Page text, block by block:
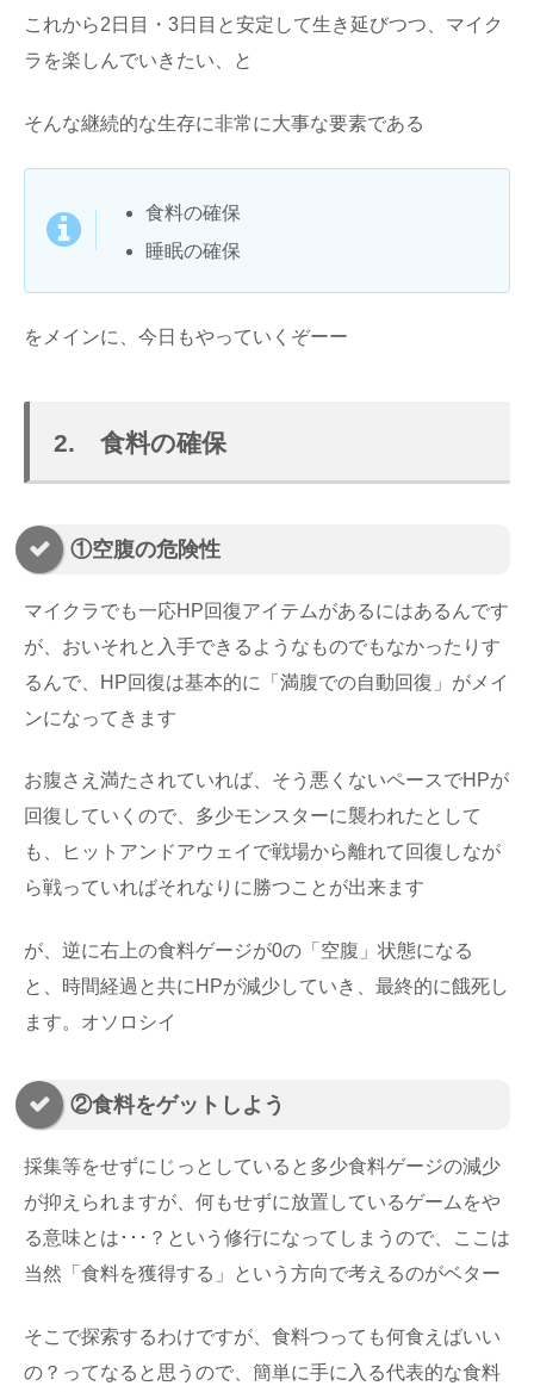
これから2日目・3日目と安定して生き延びつつ、マイク
ラを楽しんでいきたい、と
そんな継続的な生存に非常に大事な要素である
食料の確保
睡眠の確保
をメインに、今日もやっていくぞーー
2. 食料の確保
①空腹の危険性
マイクラでも一応HP回復アイテムがあるにはあるんです
が、おいそれと入手できるようなものでもなかったりす
るんで、HP回復は基本的に「満腹での自動回復」がメイ
ンになってきます
お腹さえ満たされていれば、そう悪くないペースでHPが
回復していくので、多少モンスターに襲われたとして
も、ヒットアンドアウェイで戦場から離れて回復しなが
ら戦っていればそれなりに勝つことが出来ます
が、逆に右上の食料ゲージが0の「空腹」状態になる
と、時間経過と共にHPが減少していき、最終的に餓死し
ます。オソロシイ
②食料をゲットしよう
採集等をせずにじっとしていると多少食料ゲージの減少
が抑えられますが、何もせずに放置しているゲームをや
る意味とは･･･？という修行になってしまうので、ここは
当然「食料を獲得する」という方向で考えるのがベター
そこで探索するわけですが、食料つっても何食えばいい
の？ってなると思うので、簡単に手に入る代表的な食料